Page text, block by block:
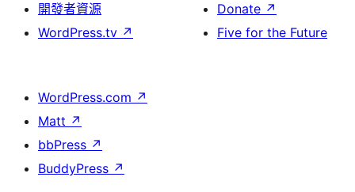
開發者資源
WordPress.tv ↗
Donate ↗
Five for the Future
WordPress.com ↗
Matt ↗
bbPress ↗
BuddyPress ↗